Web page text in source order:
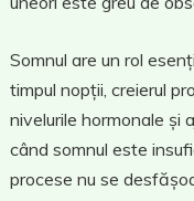
Somnul are un rol
timpul nopții, creierul
nivelurile hormonale și
când somnul este
procese nu se